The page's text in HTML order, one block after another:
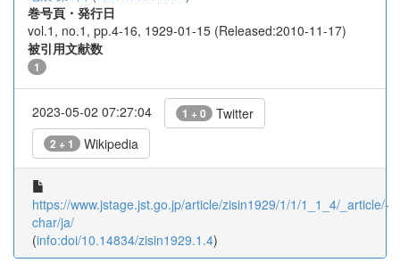
巻号頁・発行日
vol.1, no.1, pp.4-16, 1929-01-15 (Released:2010-11-17)
被引用文献数
1
2023-05-02 07:27:04 1 + 0 Twitter
2 + 1 Wikipedia
https://www.jstage.jst.go.jp/article/zisin1929/1/1/1_1_4/_article/-
char/ja/
(info:doi/10.14834/zisin1929.1.4)